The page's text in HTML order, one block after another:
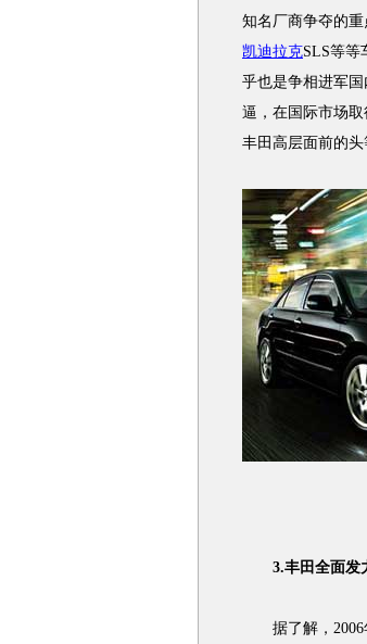
知名厂商争夺的
凯迪拉克SLS等等
乎也是争相进军
逼，在国际市场
丰田高层面前的头
3.丰田全面发力
据了解，2006